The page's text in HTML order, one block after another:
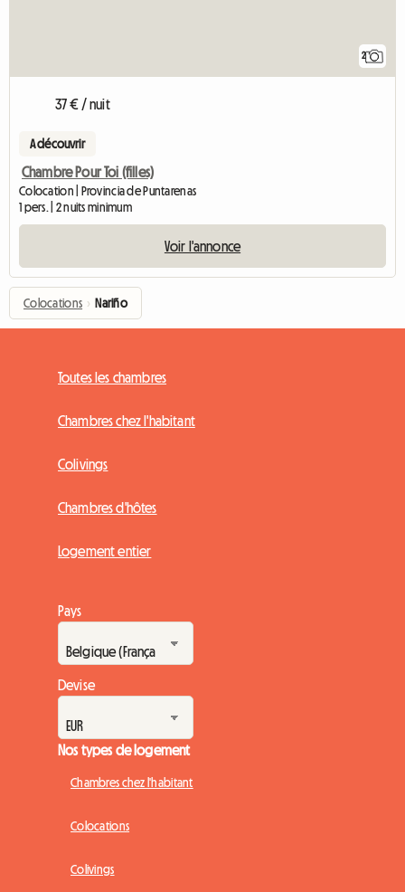
2
37 € / nuit
A découvrir
Chambre Pour Toi (filles)
Colocation | Provincia de Puntarenas
1 pers. | 2 nuits minimum
Voir l'annonce
Colocations › Nariño
Toutes les chambres
Chambres chez l'habitant
Colivings
Chambres d'hôtes
Logement entier
Pays
Devise
Nos types de logement
Chambres chez l'habitant
Colocations
Colivings